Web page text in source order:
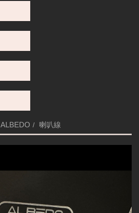
ALBEDO 喇叭線